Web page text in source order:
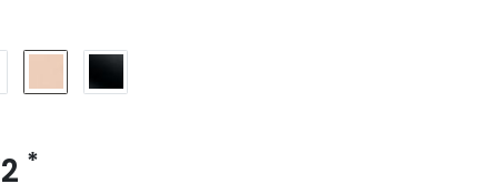
*